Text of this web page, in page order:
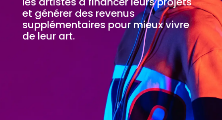
et générer des revenus
supplémentaires pour mieux vivre
de leur art.